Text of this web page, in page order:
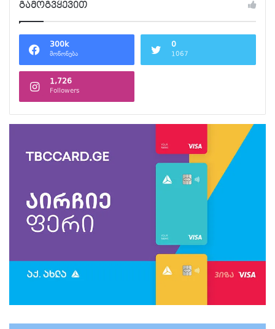
გამოგვყევით
300k
მოწონება
0
1067
1,726
Followers